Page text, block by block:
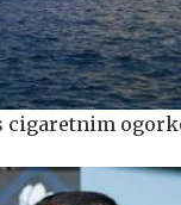
cigaretnim